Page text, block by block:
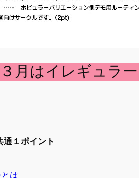
月はイレギュラー
１ポイント
は